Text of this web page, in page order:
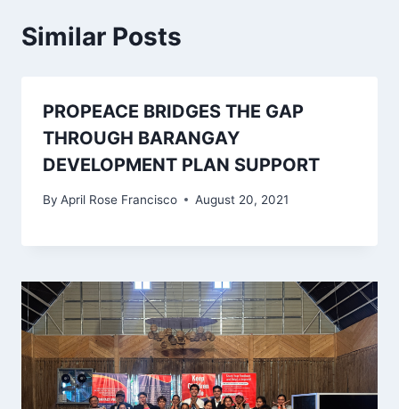
Similar Posts
PROPEACE BRIDGES THE GAP
THROUGH BARANGAY
DEVELOPMENT PLAN SUPPORT
By April Rose Francisco August 20, 2021